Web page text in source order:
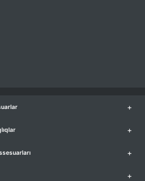
+
+
+
+